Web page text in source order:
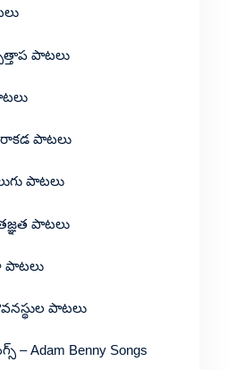
పాటలు
రాకడ పాటలు
పాటలు
పాటలు
పాటలు
పాటలు
– Adam Benny Songs